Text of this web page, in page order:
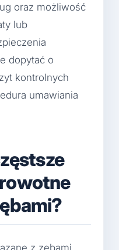
oraz możliwość
lub
dopytać o
kontrolnych
umawiania
z zębami